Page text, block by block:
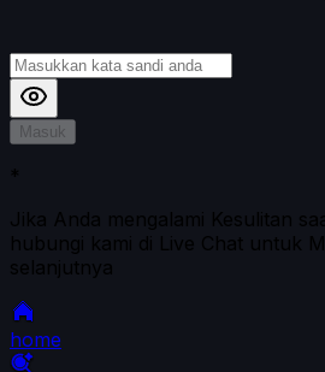
Masuk
*
Jika Anda mengalami Kesulitan
hubungi kami di Live Chat untuk
selanjutnya
home